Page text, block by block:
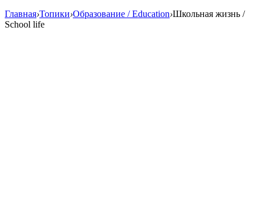
Главная›Топики›Образование / Education›Школьная жизнь /
School life